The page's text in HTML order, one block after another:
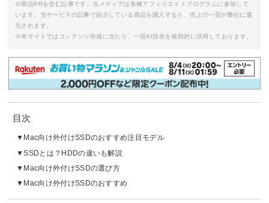
※商品PRを含む記事です。当メディアは各種アフィリエイトプログラムに参加して
います。当サービスの記事で紹介している商品を購入すると、売上の一部が弊社に還
元されます。
※本サイトではコンテンツ作成に当たり、一部AI技術を補助的に活用しております。
目次
Mac向け外付けSSDのおすすめ注目モデル
SSDとは？HDDの違いも解説
Mac向け外付けSSDの選び方
Mac向け外付けSSDのおすすめ